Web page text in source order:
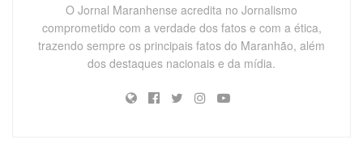
O Jornal Maranhense acredita no Jornalismo
comprometido com a verdade dos fatos e com a ética,
trazendo sempre os principais fatos do Maranhão, além
dos destaques nacionais e da mídia.